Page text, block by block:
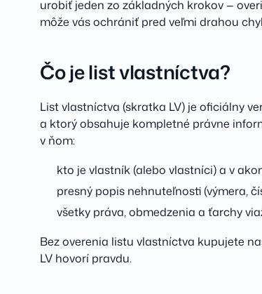
urobiť jeden zo základných krokov —
môže vás ochrániť pred veľmi drahou
Čo je list vlastníctva?
List vlastníctva (skratka LV) je oficiálny
a ktorý obsahuje kompletné právne
v ňom:
kto je vlastník (alebo vlastníci) a v
presný popis nehnuteľnosti (výmera,
všetky práva, obmedzenia a ťarchy
Bez overenia listu vlastníctva kupujete
LV hovorí pravdu.